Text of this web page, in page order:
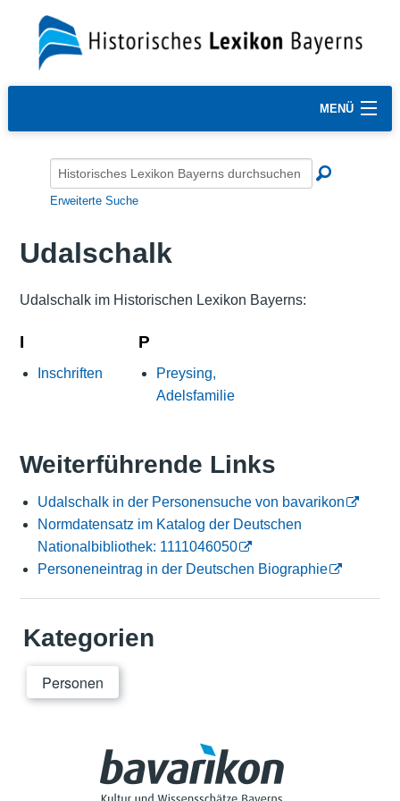
MENÜ
Erweiterte Suche
Udalschalk
Udalschalk im Historischen Lexikon Bayerns:
I
Inschriften
P
Preysing,
Adelsfamilie
Weiterführende Links
Udalschalk in der Personensuche von bavarikon
Normdatensatz im Katalog der Deutschen
Nationalbibliothek: 1111046050
Personeneintrag in der Deutschen Biographie
Kategorien
Personen